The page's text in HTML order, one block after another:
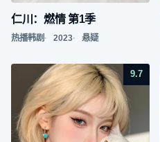
仁川：燃情 第1季
热播韩剧 2023 悬疑
9.7